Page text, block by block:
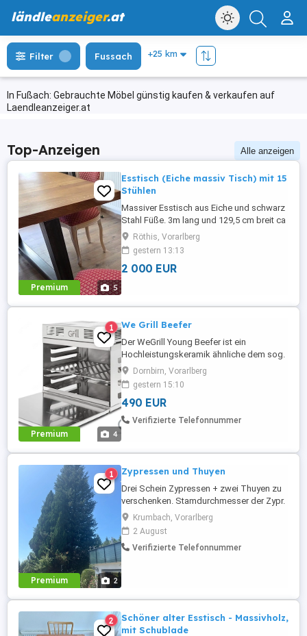
ländleanzeiger.at
In Fußach: Gebrauchte Möbel günstig kaufen & verkaufen auf
Laendleanzeiger.at
Filter Fussach
Top-Anzeigen Alle anzeigen
Premium 5
Esstisch (Eiche massiv Tisch) mit 15
Stühlen
Massiver Esstisch aus Eiche und schwarz
Stahl Füße. 3m lang und 129,5 cm breit ca
5 cm Stärke. 15 Stühle vom Tischler
massiv Medaillon-Stuhl im Louis-XVI-Stil.
Röthis, Vorarlberg
gestern 13:13
2 000 EUR
Premium 4
1 We Grill Beefer
Der WeGrill Young Beefer ist ein
Hochleistungskeramik ähnliche dem sog.
Beefer - Grill mit drei Infrarot Brennern. Die
Brenner erzeugen bis zu 850 C und ähneln
dadurch mit Bezug auf die Leistung einem
Holzkohlegrill. Der gravierende Vorteil ist
jedoch, dass die Brenner im Grill oben
Dornbirn, Vorarlberg
gestern 15:10
490 EUR
Verifizierte Telefonnummer
Premium 2
1 Zypressen und Thuyen
Drei Schein Zypressen + zwei Thuyen zu
verschenken. Stamdurchmesser der Zypr.
ca. 40 cm, ca. 15 m hoch. Bedingung: Die
Gehölze müssen fachgerecht gefällt
werden und sämtliches Abholz muss
mitgenommen werden. Fällung erst nach
Krumbach, Vorarlberg
2 August
Verifizierte Telefonnummer
2
Schöner alter Esstisch - Massivholz,
mit Schublade